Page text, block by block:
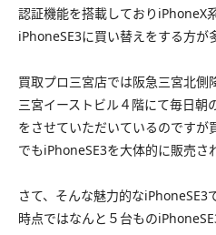
認証機能を搭載しておりiPhoneX
iPhoneSE3に買い替えをする方が
買取プロ三宮店では阪急三宮北側
三宮イーストビル４階にて毎日朝
をさせていただいているのですが
でもiPhoneSE3を大体的に販売さ
さて、そんな魅力的なiPhoneSE3
時点ではなんと５台もの